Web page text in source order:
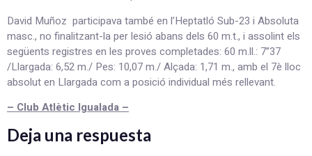
David Muñoz participava també en l’Heptatló Sub-23 i Absoluta
masc., no finalitzant-la per lesió abans dels 60 m.t., i assolint els
següents registres en les proves completades: 60 m.ll.: 7”37
/Llargada: 6,52 m./ Pes: 10,07 m./ Alçada: 1,71 m., amb el 7è lloc
absolut en Llargada com a posició individual més rellevant.
– Club Atlètic Igualada –
Deja una respuesta